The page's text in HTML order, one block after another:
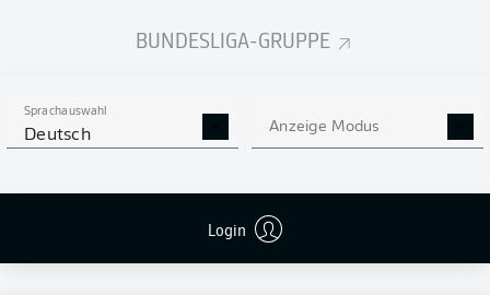
BUNDESLIGA-GRUPPE
Sprachauswahl
Deutsch Anzeige Modus
Login